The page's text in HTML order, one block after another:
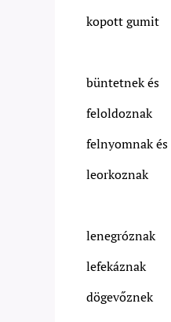
kopott gumit
büntetnek és
feloldoznak
felnyomnak és
leorkoznak
lenegróznak
lefekáznak
dögevőznek